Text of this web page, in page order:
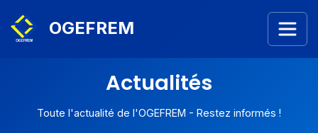
OGEFREM
Actualités
Toute l'actualité de l'OGEFREM - Restez informés !